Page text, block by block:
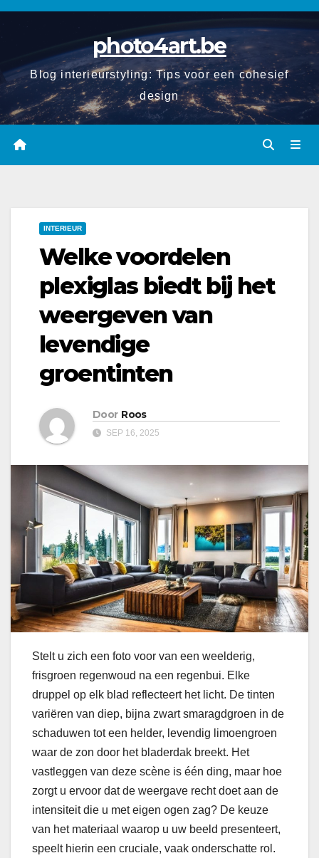
Spring
inhoud
photo4art.be
Blog interieurstyling: Tips voor een cohesief
design
INTERIEUR
Welke voordelen
plexiglas biedt bij het
weergeven van
levendige
groentinten
Door Roos
SEP 16, 2025
Stelt u zich een foto voor van een weelderig,
frisgroen regenwoud na een regenbui. Elke
druppel op elk blad reflecteert het licht. De tinten
variëren van diep, bijna zwart smaragdgroen in de
schaduwen tot een helder, levendig limoengroen
waar de zon door het bladerdak breekt. Het
vastleggen van deze scène is één ding, maar hoe
zorgt u ervoor dat de weergave recht doet aan de
intensiteit die u met eigen ogen zag? De keuze
van het materiaal waarop u uw beeld presenteert,
speelt hierin een cruciale, vaak onderschatte rol.